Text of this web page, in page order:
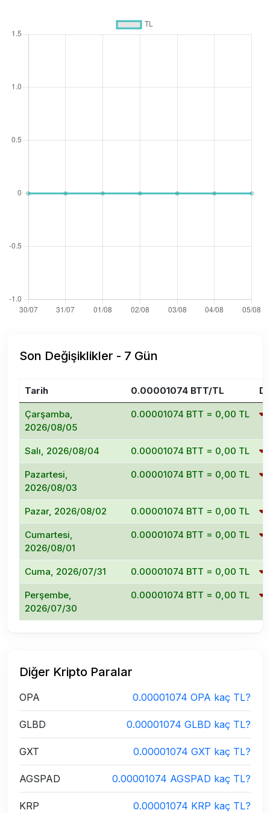
Son Değişiklikler - 7 Gün
Tarih 0.00001074 BTT/TL
Çarşamba,
2026/08/05
0.00001074 BTT = 0,00 TL
Salı, 2026/08/04 0.00001074 BTT = 0,00 TL
Pazartesi,
2026/08/03
0.00001074 BTT = 0,00 TL
Pazar, 2026/08/02 0.00001074 BTT = 0,00 TL
Cumartesi,
2026/08/01
0.00001074 BTT = 0,00 TL
Cuma, 2026/07/31 0.00001074 BTT = 0,00 TL
Perşembe,
2026/07/30
0.00001074 BTT = 0,00 TL
Diğer Kripto Paralar
OPA 0.00001074 OPA kaç TL?
GLBD 0.00001074 GLBD kaç TL?
GXT 0.00001074 GXT kaç TL?
AGSPAD 0.00001074 AGSPAD kaç TL?
KRP 0.00001074 KRP kaç TL?